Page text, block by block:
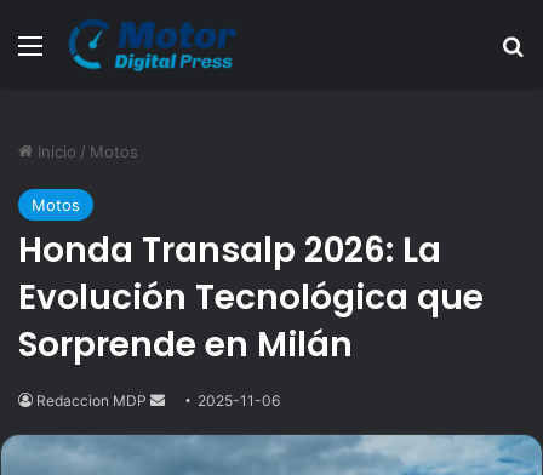
Menú
Inicio / Motos
Motos
Honda Transalp 2026: La
Evolución Tecnológica que
Sorprende en Milán
Redaccion MDP
Send
email
2025-11-06